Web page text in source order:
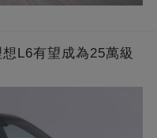
L6有望成為25萬級